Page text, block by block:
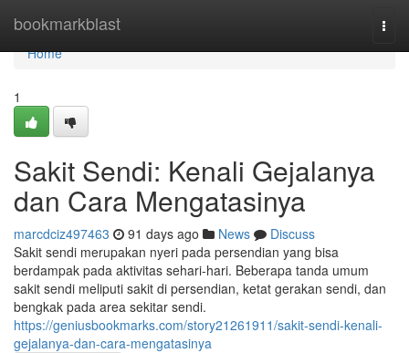
bookmarkblast
Home
Home
1
Sakit Sendi: Kenali Gejalanya
dan Cara Mengatasinya
marcdciz497463 91 days ago News
Discuss
Sakit sendi merupakan nyeri pada persendian yang bisa
berdampak pada aktivitas sehari-hari. Beberapa tanda umum
sakit sendi meliputi sakit di persendian, ketat gerakan sendi, dan
bengkak pada area sekitar sendi.
https://geniusbookmarks.com/story21261911/sakit-sendi-kenali-
gejalanya-dan-cara-mengatasinya